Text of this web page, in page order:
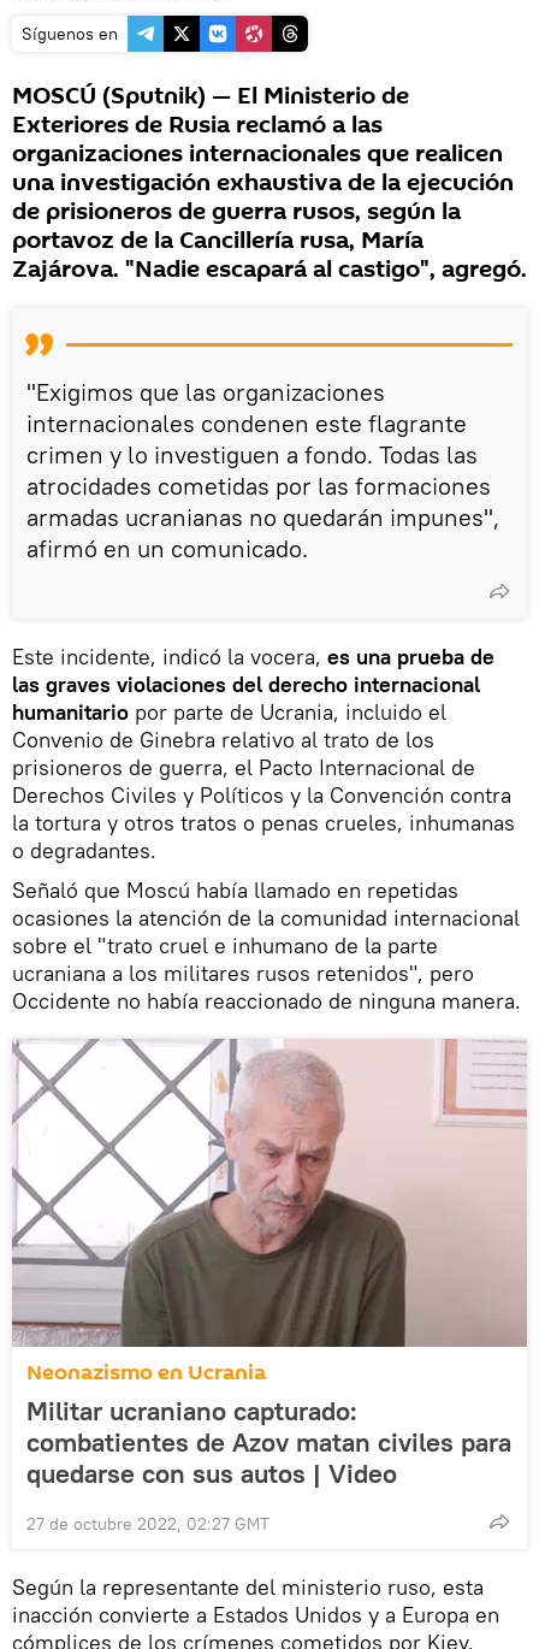
Síguenos en
MOSCÚ (Sputnik) — El Ministerio de
Exteriores de Rusia reclamó a las
organizaciones internacionales que realicen
una investigación exhaustiva de la ejecución
de prisioneros de guerra rusos, según la
portavoz de la Cancillería rusa, María
Zajárova. "Nadie escapará al castigo", agregó.
"Exigimos que las organizaciones
internacionales condenen este flagrante
crimen y lo investiguen a fondo. Todas las
atrocidades cometidas por las formaciones
armadas ucranianas no quedarán impunes",
afirmó en un comunicado.
Este incidente, indicó la vocera, es una prueba de
las graves violaciones del derecho internacional
humanitario por parte de Ucrania, incluido el
Convenio de Ginebra relativo al trato de los
prisioneros de guerra, el Pacto Internacional de
Derechos Civiles y Políticos y la Convención contra
la tortura y otros tratos o penas crueles, inhumanas
o degradantes.
Señaló que Moscú había llamado en repetidas
ocasiones la atención de la comunidad internacional
sobre el "trato cruel e inhumano de la parte
ucraniana a los militares rusos retenidos", pero
Occidente no había reaccionado de ninguna manera.
Neonazismo en Ucrania
Militar ucraniano capturado:
combatientes de Azov matan civiles para
quedarse con sus autos | Video
27 de octubre 2022, 02:27 GMT
Según la representante del ministerio ruso, esta
inacción convierte a Estados Unidos y a Europa en
cómplices de los crímenes cometidos por Kiev.